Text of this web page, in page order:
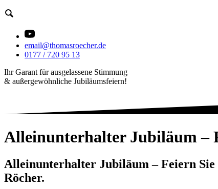
email@thomasroecher.de
0177 / 720 95 13
Ihr Garant für ausgelassene Stimmung
& außergewöhnliche Jubiläumsfeiern!
Alleinunterhalter Jubiläum –
Alleinunterhalter Jubiläum – Feiern
Röcher.